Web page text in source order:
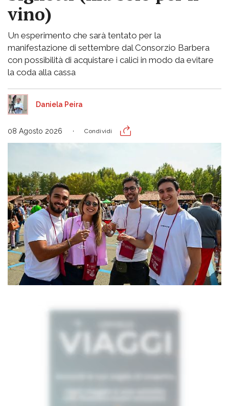
vino)
Un esperimento che sarà tentato per la
manifestazione di settembre dal Consorzio Barbera
con possibilità di acquistare i calici in modo da evitare
la coda alla cassa
Daniela Peira
08 Agosto 2026 Condividi